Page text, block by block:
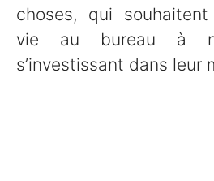
choses, qui
vie au bureau à
s’investissant dans leur